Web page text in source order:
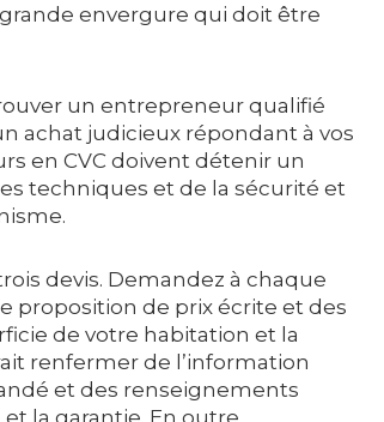
envergure qui doit être
un entrepreneur qualifié
achat judicieux répondant à vos
en CVC doivent détenir un
techniques et de la sécurité et
devis. Demandez à chaque
proposition de prix écrite et des
de votre habitation et la
renfermer de l’information
et des renseignements
la garantie. En outre,